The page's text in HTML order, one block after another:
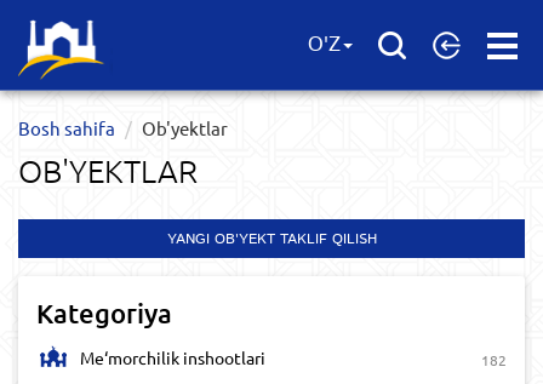
Open
O'Z
Bosh sahifa Ob'yektlar​
OB'YEKTLAR​
YANGI OB'YEKT TAKLIF QILISH
Kategoriya
Me‘morchilik inshootlari 182